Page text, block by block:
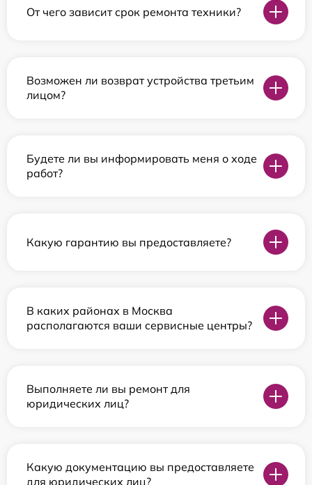
От чего зависит срок ремонта техники?
Возможен ли возврат устройства третьим
лицом?
Будете ли вы информировать меня о ходе
работ?
Какую гарантию вы предоставляете?
В каких районах в Москва
располагаются ваши сервисные центры?
Выполняете ли вы ремонт для
юридических лиц?
Какую документацию вы предоставляете
для юридических лиц?